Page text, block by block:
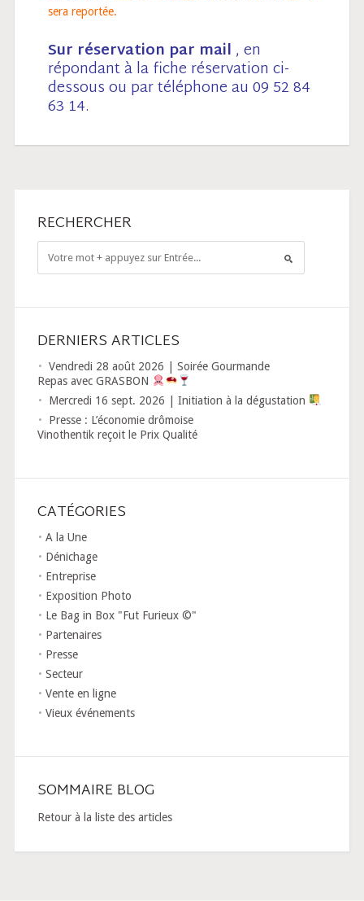
sera reportée.
Sur réservation par mail, en
répondant à la fiche réservation ci-
dessous ou par téléphone au 09 52 84
63 14.
RECHERCHER
DERNIERS ARTICLES
Vendredi 28 août 2026 | Soirée Gourmande
Repas avec GRASBON
Mercredi 16 sept. 2026 | Initiation à la dégustation
Presse : L’économie drômoise
Vinothentik reçoit le Prix Qualité
CATÉGORIES
A la Une
Dénichage
Entreprise
Exposition Photo
Le Bag in Box "Fut Furieux ©"
Partenaires
Presse
Secteur
Vente en ligne
Vieux événements
SOMMAIRE BLOG
Retour à la liste des articles